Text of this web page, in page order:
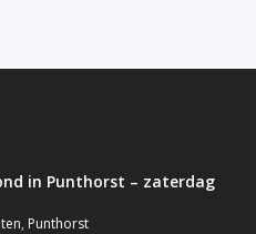
in Punthorst – zaterdag
, Punthorst